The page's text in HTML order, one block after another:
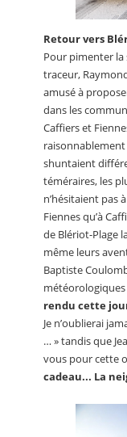
Retour vers
Pour pimenter la
traceur,
amusé à
dans les
Caffiers et
raisonnablement
shuntaient
téméraires, les
n’hésitaient pas
Fiennes qu’à
de Blériot-Plage
même leurs
Baptiste
rendu cette
Je n’oublierai
… » tandis que
vous pour cette
cadeau... La